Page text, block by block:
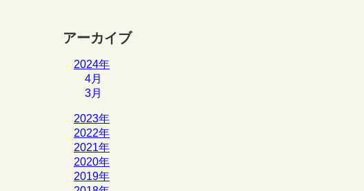
アーカイブ
2024年
4月
3月
2023年
2022年
2021年
2020年
2019年